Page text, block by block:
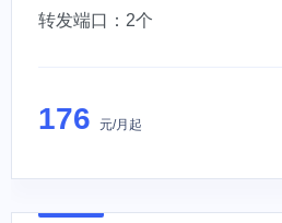
转发端口：2个
176 元/月起